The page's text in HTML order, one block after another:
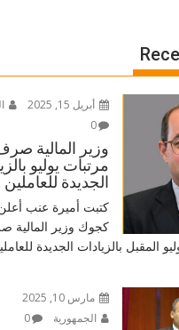
أبريل 15, 2025
0
وزير المالية
مرتبات يوليو
الجديدة للعاملين
كتبت أميرة عنب
كجوك وزير المالية
المقبل بالزيادات الجديدة
مارس 10, 2025
الجمهورية
0